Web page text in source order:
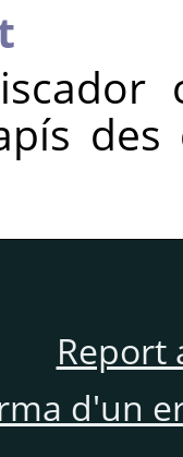
Report
d'un